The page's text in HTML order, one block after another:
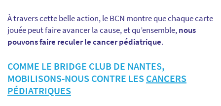
À travers cette belle action, le BCN montre que chaque carte
jouée peut faire avancer la cause, et qu’ensemble,nous
pouvons faire reculer le cancer pédiatrique.
COMME LE BRIDGE CLUB DE NANTES,
MOBILISONS-NOUS CONTRE LES CANCERS
PÉDIATRIQUES